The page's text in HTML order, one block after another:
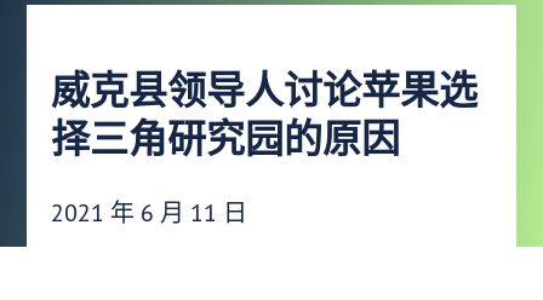
威克县领导人讨论苹果选
择三角研究园的原因
发布日期：
2021 年 6 月 11 日